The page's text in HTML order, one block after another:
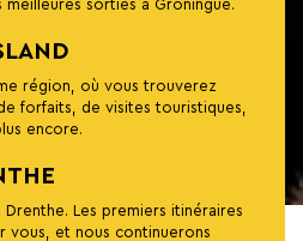
sorties à Groningue.
région, où vous trouverez
forfaits, de visites touristiques,
encore.
Les premiers itinéraires
vous, et nous continuerons